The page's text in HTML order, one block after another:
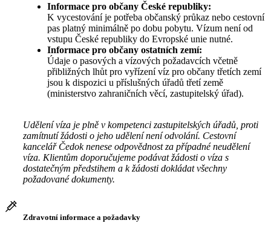
Informace pro občany České republiky:
K vycestování je potřeba občanský průkaz nebo cestovní
pas platný minimálně po dobu pobytu. Vízum není od
vstupu České republiky do Evropské unie nutné.
Informace pro občany ostatních zemí:
Údaje o pasových a vízových požadavcích včetně
přibližných lhůt pro vyřízení víz pro občany třetích zemí
jsou k dispozici u příslušných úřadů třetí země
(ministerstvo zahraničních věcí, zastupitelský úřad).
Udělení víza je plně v kompetenci zastupitelských úřadů, proti
zamítnutí žádosti o jeho udělení není odvolání. Cestovní
kancelář Čedok nenese odpovědnost za případné neudělení
víza. Klientům doporučujeme podávat žádosti o víza s
dostatečným předstihem a k žádosti dokládat všechny
požadované dokumenty.
Zdravotní informace a požadavky